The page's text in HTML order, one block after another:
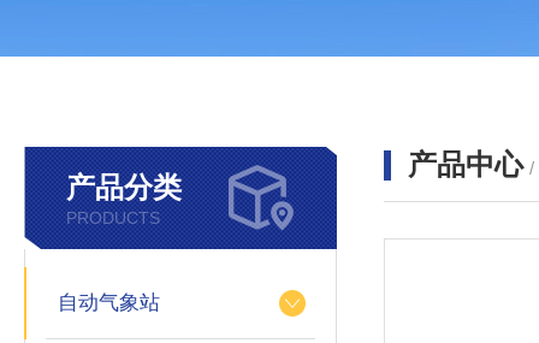
产品分类
PRODUCTS
自动气象站
产品中心 /